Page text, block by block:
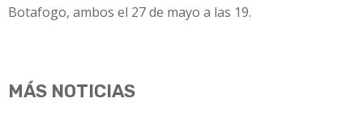
Botafogo, ambos el 27 de mayo a las 19.
MÁS NOTICIAS